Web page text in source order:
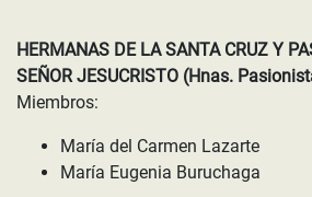
HERMANAS DE LA SANTA CRUZ Y
SEÑOR JESUCRISTO (Hnas.
Miembros:
María del Carmen Lazarte
María Eugenia Buruchaga